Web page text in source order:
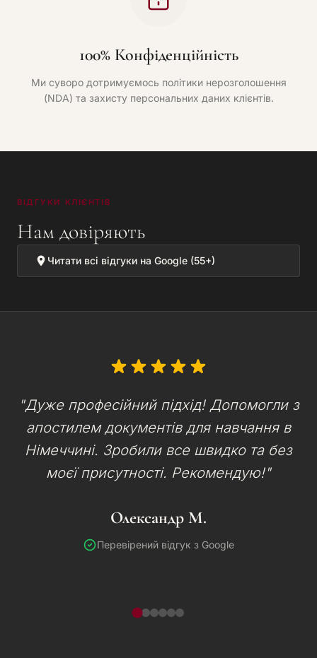
100% Конфіденційність
Ми суворо дотримуємось політики нерозголошення
(NDA) та захисту персональних даних клієнтів.
ВІДГУКИ КЛІЄНТІВ
Нам довіряють
Читати всі відгуки на Google (55+)
"Дуже професійний підхід! Допомогли з
апостилем документів для навчання в
Німеччині. Зробили все швидко та без
моєї присутності. Рекомендую!"
Олександр М.
Перевірений відгук з Google